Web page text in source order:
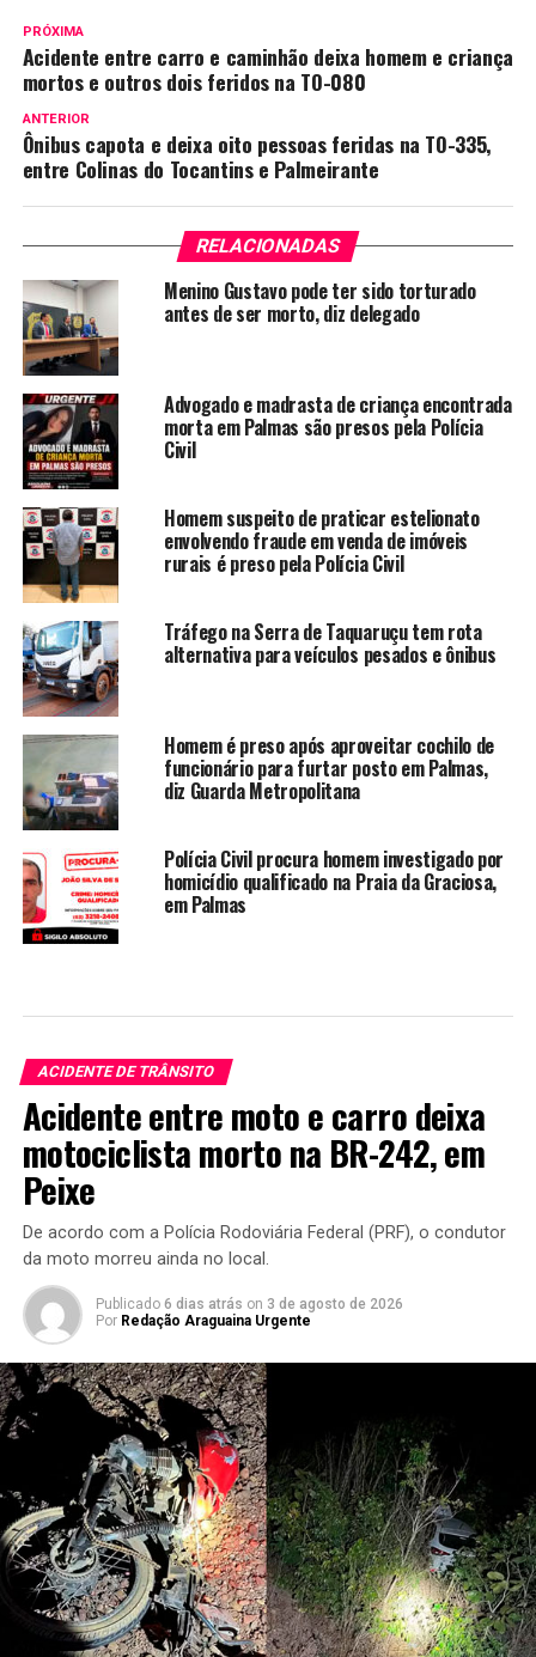
PRÓXIMA
Acidente entre carro e caminhão deixa homem e criança
mortos e outros dois feridos na TO-080
ANTERIOR
Ônibus capota e deixa oito pessoas feridas na TO-335,
entre Colinas do Tocantins e Palmeirante
RELACIONADAS
Menino Gustavo pode ter sido torturado
antes de ser morto, diz delegado
Advogado e madrasta de criança encontrada
morta em Palmas são presos pela Polícia
Civil
Homem suspeito de praticar estelionato
envolvendo fraude em venda de imóveis
rurais é preso pela Polícia Civil
Tráfego na Serra de Taquaruçu tem rota
alternativa para veículos pesados e ônibus
Homem é preso após aproveitar cochilo de
funcionário para furtar posto em Palmas,
diz Guarda Metropolitana
Polícia Civil procura homem investigado por
homicídio qualificado na Praia da Graciosa,
em Palmas
ACIDENTE DE TRÂNSITO
Acidente entre moto e carro deixa
motociclista morto na BR-242, em
Peixe
De acordo com a Polícia Rodoviária Federal (PRF), o condutor
da moto morreu ainda no local.
Publicado 6 dias atrás on 3 de agosto de 2026
Por Redação Araguaina Urgente